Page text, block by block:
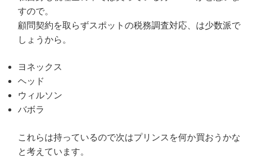
すので。
顧問契約を取らずスポットの税務調査対応、は少数派で
しょうから。
ヨネックス
ヘッド
ウィルソン
バボラ
これらは持っているので次はプリンスを何か買おうかな
と考えています。